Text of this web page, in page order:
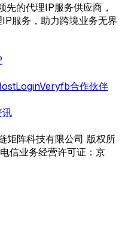
先的代理IP服务供应商，
服务，助力跨境业务无界
Veryfb合作伙伴
讯
阵科技有限公司 版权所
信业务经营许可证：京